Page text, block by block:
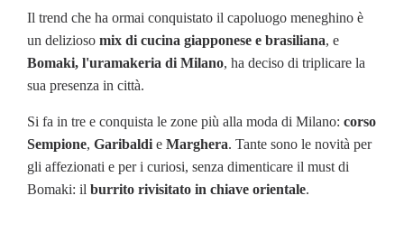
Il trend che ha ormai conquistato il capoluogo meneghino è
un delizioso mix di cucina giapponese e brasiliana, e
Bomaki, l'uramakeria di Milano, ha deciso di triplicare la
sua presenza in città.
Si fa in tre e conquista le zone più alla moda di Milano: corso
Sempione, Garibaldi e Marghera. Tante sono le novità per
gli affezionati e per i curiosi, senza dimenticare il must di
Bomaki: il burrito rivisitato in chiave orientale.